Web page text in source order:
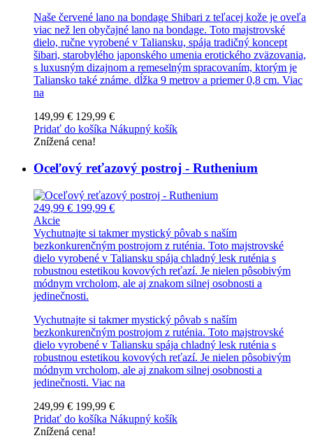
Naše červené lano na bondage Shibari z teľacej kože je oveľa
viac než len obyčajné lano na bondage. Toto majstrovské
dielo, ručne vyrobené v Taliansku, spája tradičný koncept
šibari, starobylého japonského umenia erotického zväzovania,
s luxusným dizajnom a remeselným spracovaním, ktorým je
Taliansko také známe. dĺžka 9 metrov a priemer 0,8 cm. Viac
na
149,99 € 129,99 €
Pridať do košíka Nákupný košík
Znížená cena!
Oceľový reťazový postroj - Ruthenium
249,99 € 199,99 €
Akcie
Vychutnajte si takmer mystický pôvab s naším
bezkonkurenčným postrojom z ruténia. Toto majstrovské
dielo vyrobené v Taliansku spája chladný lesk ruténia s
robustnou estetikou kovových reťazí. Je nielen pôsobivým
módnym vrcholom, ale aj znakom silnej osobnosti a
jedinečnosti.
Vychutnajte si takmer mystický pôvab s naším
bezkonkurenčným postrojom z ruténia. Toto majstrovské
dielo vyrobené v Taliansku spája chladný lesk ruténia s
robustnou estetikou kovových reťazí. Je nielen pôsobivým
módnym vrcholom, ale aj znakom silnej osobnosti a
jedinečnosti. Viac na
249,99 € 199,99 €
Pridať do košíka Nákupný košík
Znížená cena!